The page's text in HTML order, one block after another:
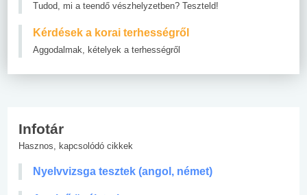
Tudod, mi a teendő vészhelyzetben? Teszteld!
Kérdések a korai terhességről
Aggodalmak, kételyek a terhességről
Infotár
Hasznos, kapcsolódó cikkek
Nyelvvizsga tesztek (angol, német)